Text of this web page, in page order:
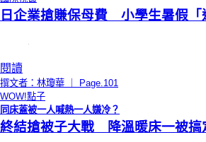
日企業搶賺保母費 小學生暑假「
閱讀
撰文者：林瓊華 ｜ Page.101
WOW!點子
同床蓋被一人喊熱一人嫌冷？
終結搶被子大戰 降溫暖床一被搞